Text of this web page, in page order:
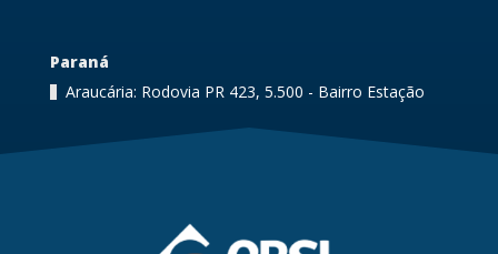
Paraná
Araucária: Rodovia PR 423, 5.500 - Bairro Estação